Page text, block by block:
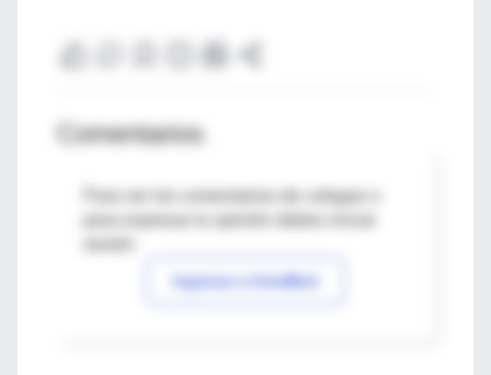
Comentarios
Para ver los comentarios de colegas o
Ingresar a IntraMed